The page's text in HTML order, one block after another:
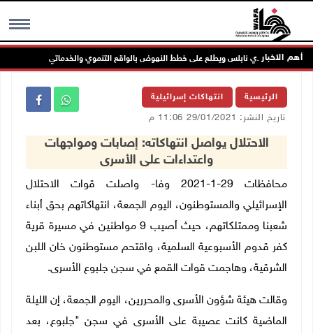
MENU أهم الاخبار
مجلس بلدي نابلس ويطلع على خطط النهوض بالواقع التنموي والخدماتي
الرئيسية انتهاكات إسرائيلية
تاريخ النشر: 29/01/2021 11:06 م
الاحتلال يواصل انتهاكاته: إصابات ومواجهات
واعتداءات على الأسرى
محافظات 29-1-2021 وفا- واصلت قوات الاحتلال
الإسرائيلي والمستوطنون، اليوم الجمعة، انتهاكاتهم بحق أبناء
شعبنا وممتلكاتهم، حيث أصيب 9 مواطنين في مسيرة قرية
كفر قدوم الأسبوعية السلمية، واقتحم مستوطنون خان اللبن
الشرقية، وهاجمت قوات القمع في سجن جلبوع الأسرى.
وقالت هيئة شؤون الأسرى والمحررين، اليوم الجمعة، إن الليلة
الماضية كانت عصيبة على الأسرى في سجن "جلبوع، بعد